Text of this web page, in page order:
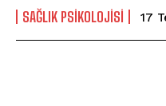
SAĞLIK PSIKOLOJISI 17